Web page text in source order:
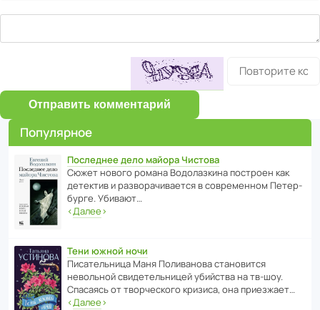
Отправить комментарий
Популярное
Последнее дело майора Чистова
Сюжет нового романа Водо­ла­з­кина пост­роен как
дете­ктив и разво­ра­чи­ва­ется в совре­менном Пете­р­
бурге. Убивают…
‹Далее›
Тени южной ночи
Писа­тель­ница Маня Поли­ва­нова стано­вится
невольной свиде­тель­ницей убийства на тв-шоу.
Спасаясь от твор­че­с­кого кризиса, она приезжает…
‹Далее›